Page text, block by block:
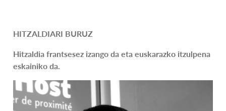
HITZALDIARI BURUZ
Hitzaldia frantsesez izango da eta euskarazko itzulpena
eskainiko da.